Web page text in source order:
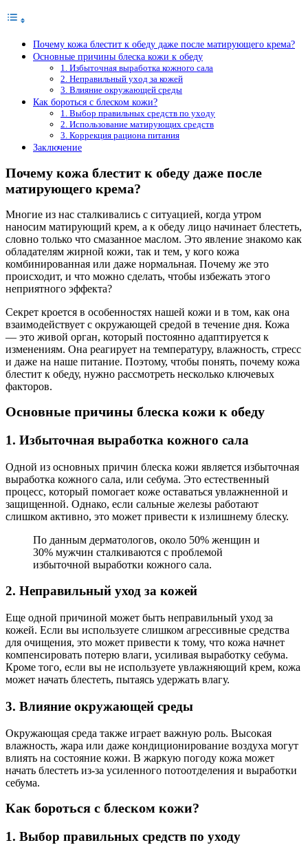
Почему кожа блестит к обеду даже после матирующего крема?
Основные причины блеска кожи к обеду
1. Избыточная выработка кожного сала
2. Неправильный уход за кожей
3. Влияние окружающей среды
Как бороться с блеском кожи?
1. Выбор правильных средств по уходу
2. Использование матирующих средств
3. Коррекция рациона питания
Заключение
Почему кожа блестит к обеду даже после
матирующего крема?
Многие из нас сталкивались с ситуацией, когда утром
наносим матирующий крем, а к обеду лицо начинает блестеть,
словно только что смазанное маслом. Это явление знакомо как
обладателям жирной кожи, так и тем, у кого кожа
комбинированная или даже нормальная. Почему же это
происходит, и что можно сделать, чтобы избежать этого
неприятного эффекта?
Секрет кроется в особенностях нашей кожи и в том, как она
взаимодействует с окружающей средой в течение дня. Кожа
— это живой орган, который постоянно адаптируется к
изменениям. Она реагирует на температуру, влажность, стресс
и даже на наше питание. Поэтому, чтобы понять, почему кожа
блестит к обеду, нужно рассмотреть несколько ключевых
факторов.
Основные причины блеска кожи к обеду
1. Избыточная выработка кожного сала
Одной из основных причин блеска кожи является избыточная
выработка кожного сала, или себума. Это естественный
процесс, который помогает коже оставаться увлажненной и
защищенной. Однако, если сальные железы работают
слишком активно, это может привести к излишнему блеску.
По данным дерматологов, около 50% женщин и
30% мужчин сталкиваются с проблемой
избыточной выработки кожного сала.
2. Неправильный уход за кожей
Еще одной причиной может быть неправильный уход за
кожей. Если вы используете слишком агрессивные средства
для очищения, это может привести к тому, что кожа начнет
компенсировать потерю влаги, усиливая выработку себума.
Кроме того, если вы не используете увлажняющий крем, кожа
может начать блестеть, пытаясь удержать влагу.
3. Влияние окружающей среды
Окружающая среда также играет важную роль. Высокая
влажность, жара или даже кондиционирование воздуха могут
влиять на состояние кожи. В жаркую погоду кожа может
начать блестеть из-за усиленного потоотделения и выработки
себума.
Как бороться с блеском кожи?
1. Выбор правильных средств по уходу